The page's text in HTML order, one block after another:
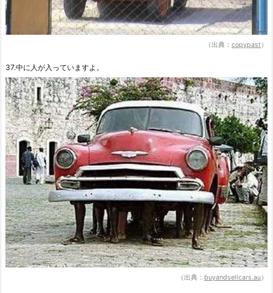
（出典： copypast）
37.中に人が入っていますよ。
（出典： buyandsellcars.au）